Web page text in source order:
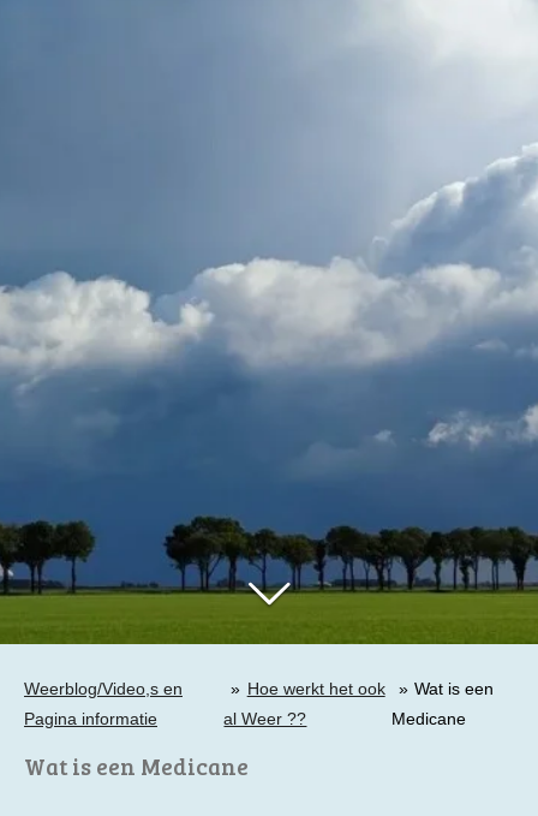
Weerblog/Video,s en
Pagina informatie
» Hoe werkt het ook
al Weer ??
» Wat is een
Medicane
Wat is een Medicane